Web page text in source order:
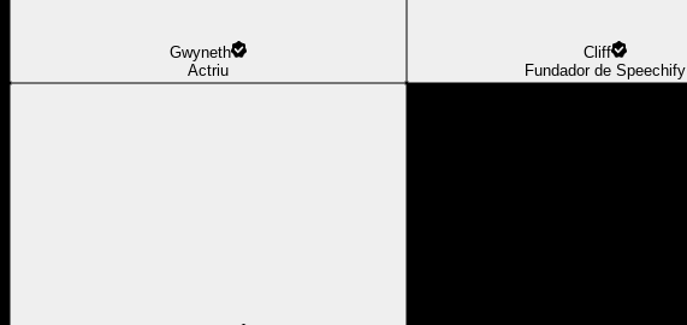
Gwyneth
Actriu
Cliff
Fundador de Speechify